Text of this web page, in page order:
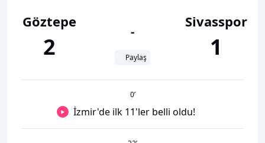
Göztepe
2
-
Paylaş
Sivasspor
1
0’
İzmir'de ilk 11'ler belli oldu!